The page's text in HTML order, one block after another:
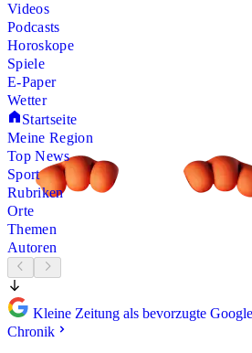
Videos
Podcasts
Horoskope
Spiele
E-Paper
Wetter
Startseite
Meine Region
Top News
Sport
Rubriken
Orte
Themen
Autoren
Kleine Zeitung als bevorzugte
Chronik